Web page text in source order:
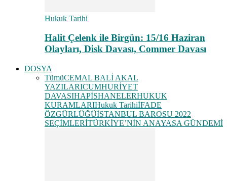
Hukuk Tarihi
Halit Çelenk ile Birgün: 15/16 Haziran
Olayları, Disk Davası, Commer Davası
DOSYA
TümüCEMAL BALİ AKAL
YAZILARICUMHURİYET
DAVASIHAPİSHANELERHUKUK
KURAMLARIHukuk TarihiİFADE
ÖZGÜRLÜĞÜİSTANBUL BAROSU 2022
SEÇİMLERİTÜRKİYE’NİN ANAYASA GÜNDEMİ